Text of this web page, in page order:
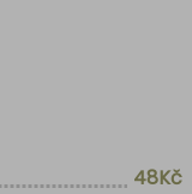
48Kč